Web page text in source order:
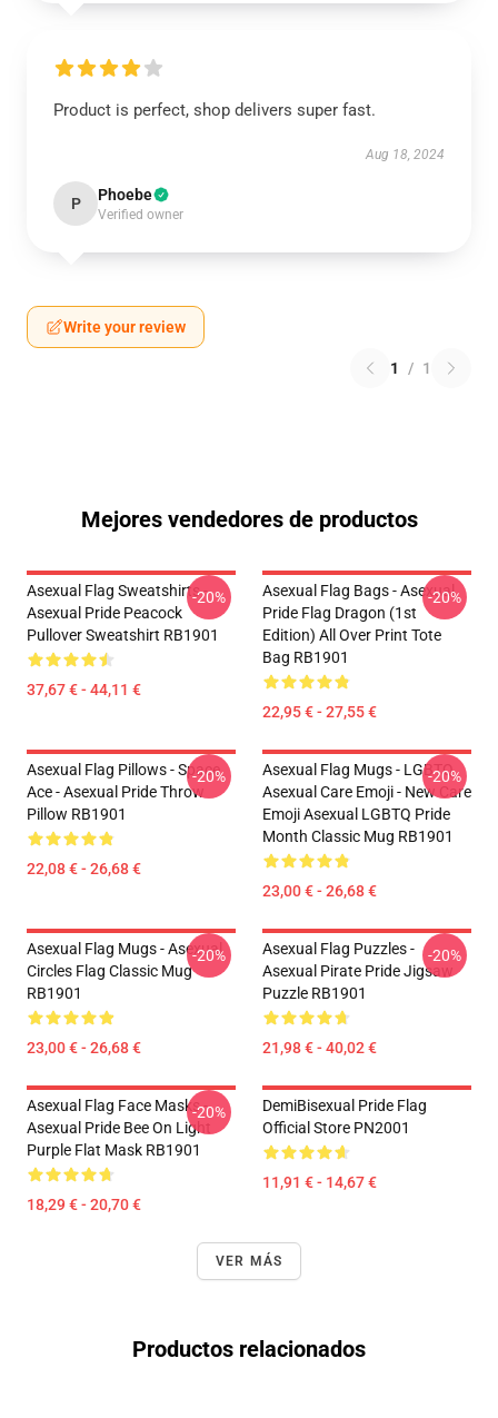
Product is perfect, shop delivers super fast.
Aug 18, 2024
P Phoebe
Verified owner
Write your review
1 / 1
Mejores vendedores de productos
Asexual Flag Sweatshirts -
Asexual Pride Peacock
Pullover Sweatshirt RB1901
37,67 € - 44,11 €
-20%
Asexual Flag Bags - Asexual
Pride Flag Dragon (1st
Edition) All Over Print Tote
Bag RB1901
22,95 € - 27,55 €
-20%
Asexual Flag Pillows - Space
Ace - Asexual Pride Throw
Pillow RB1901
22,08 € - 26,68 €
-20%
Asexual Flag Mugs - LGBTQ
Asexual Care Emoji - New Care
Emoji Asexual LGBTQ Pride
Month Classic Mug RB1901
23,00 € - 26,68 €
-20%
Asexual Flag Mugs - Asexual
Circles Flag Classic Mug
RB1901
23,00 € - 26,68 €
-20%
Asexual Flag Puzzles -
Asexual Pirate Pride Jigsaw
Puzzle RB1901
21,98 € - 40,02 €
-20%
Asexual Flag Face Masks -
Asexual Pride Bee On Light
Purple Flat Mask RB1901
18,29 € - 20,70 €
-20%
DemiBisexual Pride Flag
Official Store PN2001
11,91 € - 14,67 €
VER MÁS
Productos relacionados